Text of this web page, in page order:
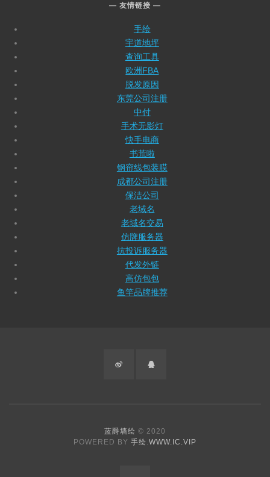
友情链接
手绘
宇道地坪
查询工具
欧洲FBA
脱发原因
东莞公司注册
中付
手术无影灯
快手电商
书荒啦
钢帘线包装膜
成都公司注册
保洁公司
老域名
老域名交易
仿牌服务器
抗投诉服务器
代发外链
高仿包包
鱼竿品牌推荐
微 QQ
蓝爵墙绘 © 2020
POWERED BY 手绘 .WWW.IC.VIP